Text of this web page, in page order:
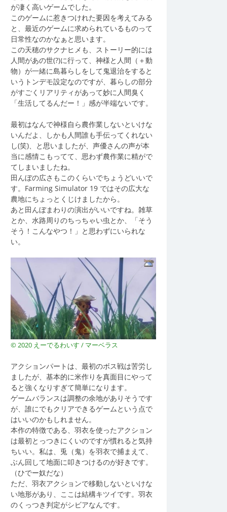
が凄く高いゲームでした。
このゲームに惹きつけれた要因を考えてみる
と、最近のゲームに求められているものって
日常性なのかなぁと思います。
この天穂のサクナヒメも、ストーリー的には
人間があの世(?)に行って、神様と人間（＋動
物）が一緒に島暮らしをして鬼退治をすると
いうトンデモ設定なのですが、暮らしの部分
がすごくリアリティがあって妙に人間臭く
「生活してるんだー！」感が半端ないです。
最初はなんで神様自ら農作業しないといけな
いんだよ、しかも人間誰も手伝ってくれない
し(笑)、と思いましたが、声優さんの声が本
当に感情こもってて、思わず農作業に精がで
てしまいましたね。
田んぼの広さもこのくらいでちょうどいいで
す。Farming Simulator 19 ではその広大な
農地にちょっとくじけましたから。
あと田んぼまわりの演出がいいですね。雑草
とか、水路周りのちっちゃい虫とか、「そう
そう！こんなやつ！」と思わずにいられな
い。
© 2020 えーでるわいす / マーベラス
アクションパートは、最初のボス戦は苦労し
ましたが、基本的に米作りを真面目にやって
ると強くなりすぎて簡単になります。
ゲームバランスは調整の余地がありそうです
が、誰にでもクリアできるゲームという点で
はいいのかもしれません。
本作の特徴である、羽衣を使ったアクション
は最初とっつきにくいのですが慣れると気持
ちいい。私は、兎（鬼）を羽衣で捕まえて、
ぶん回して地面に叩きつけるのが好きです。
（ひでー奴だな）
ただ、羽衣アクションで移動しないといけな
い地形があり、ここは結構キツイです。羽衣
のくっつき判定がシビアなんです。